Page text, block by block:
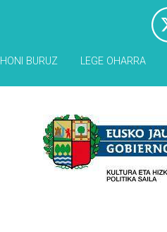
HONI BURUZ LEGE OHARRA